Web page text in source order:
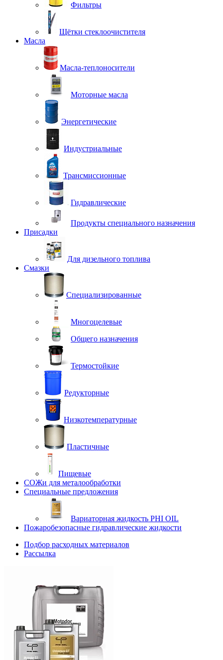
Фильтры
Щётки стеклоочистителя
Масла
Масла-теплоносители
Моторные масла
Энергетические
Индустриальные
Трансмиссионные
Гидравлические
Продукты специального назначения
Присадки
Для дизельного топлива
Смазки
Специализированные
Многоцелевые
Общего назначения
Термостойкие
Редукторные
Низкотемпературные
Пластичные
Пищевые
СОЖи для металообработки
Специальные предложения
Вариаторная жидкость PHI OIL
Пожаробезопасные гидравлические жидкости
Подбор расходных материалов
Рассылка